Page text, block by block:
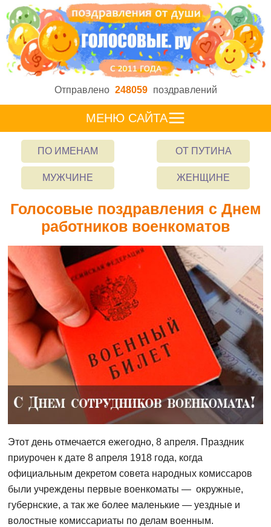
Отправлено 248059 поздравлений
МЕНЮ САЙТА
ПО ИМЕНАМ ОТ ПУТИНА
МУЖЧИНЕ ЖЕНЩИНЕ
Голосовые поздравления с Днем
работников военкоматов
Этот день отмечается ежегодно, 8 апреля. Праздник
приурочен к дате 8 апреля 1918 года, когда
официальным декретом совета народных комиссаров
были учреждены первые военкоматы — окружные,
губернские, а так же более маленькие — уездные и
волостные комиссариаты по делам военным.